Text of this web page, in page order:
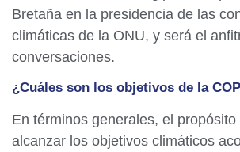
Bretaña en la presidencia de las
climáticas de la ONU, y será el
conversaciones.
¿Cuáles son los objetivos de la
En términos generales, el
alcanzar los objetivos climáticos